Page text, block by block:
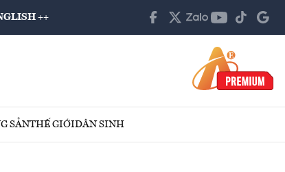
++
SẢNTHẾ GIỚIDÂN SINH